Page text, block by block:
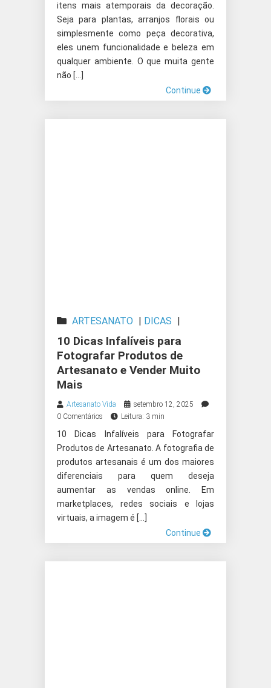
itens mais atemporais da decoração.
Seja para plantas, arranjos florais ou
simplesmente como peça decorativa,
eles unem funcionalidade e beleza em
qualquer ambiente. O que muita gente
não […]
Continue
ARTESANATO | DICAS |
PRODUTOS ARTESANAIS
10 Dicas Infalíveis para
Fotografar Produtos de
Artesanato e Vender Muito
Mais
Artesanato Vida
setembro 12, 2025
0 Comentários
Leitura: 3 min
10 Dicas Infalíveis para Fotografar
Produtos de Artesanato. A fotografia de
produtos artesanais é um dos maiores
diferenciais para quem deseja
aumentar as vendas online. Em
marketplaces, redes sociais e lojas
virtuais, a imagem é […]
Continue